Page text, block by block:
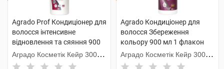
Agrado Prof Кондиціонер для
волосся інтенсивне
відновлення та сяяння 900
мл 1 флакон
Аградо Косметік Кейр 3000
С.Л.У.
Agrado Кондиціонер для
волосся Збереження
кольору 900 мл 1 флакон
Аградо Косметік Кейр 3000
С.Л.У.